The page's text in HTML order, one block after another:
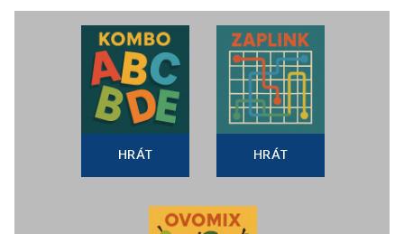
HRÁT HRÁT